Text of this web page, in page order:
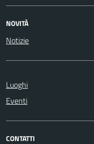
NOVITÀ
Notizie
Luoghi
Eventi
CONTATTI